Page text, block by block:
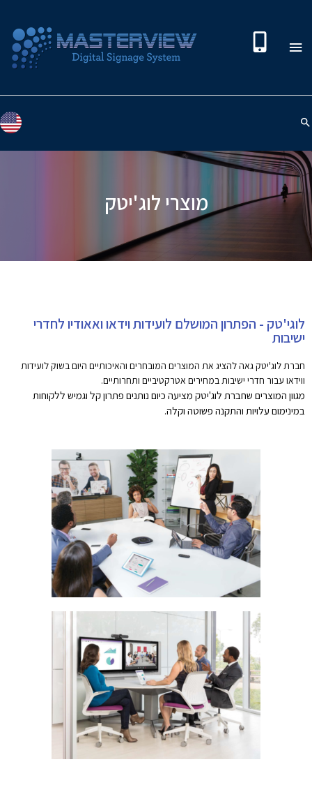
מוצרי לוג'יטק
לוגי'טק - הפתרון המושלם לועידות וידאו ואאודיו לחדרי
ישיבות
חברת לוג'יטק גאה להציג את המוצרים המובחרים והאיכותיים היום בשוק לועידות
ווידאו עבור חדרי ישיבות במחירים אטרקטיביים ותחרותיים.
מגוון המוצרים שחברת לוג'יטק מציעה כיום נותנים פתרון קל וגמיש ללקוחות
במינימום עלויות והתקנה פשוטה וקלה.